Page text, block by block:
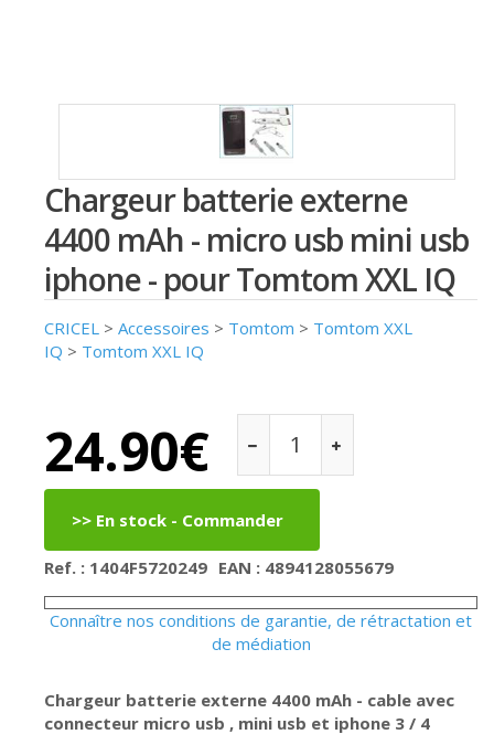
Chargeur batterie externe
4400 mAh - micro usb mini usb
iphone - pour Tomtom XXL IQ
CRICEL > Accessoires > Tomtom > Tomtom XXL
IQ > Tomtom XXL IQ
24.90€
Ref. : 1404F5720249 EAN : 4894128055679
Connaître nos conditions de garantie, de rétractation et
de médiation
Chargeur batterie externe 4400 mAh - cable avec
connecteur micro usb , mini usb et iphone 3 / 4